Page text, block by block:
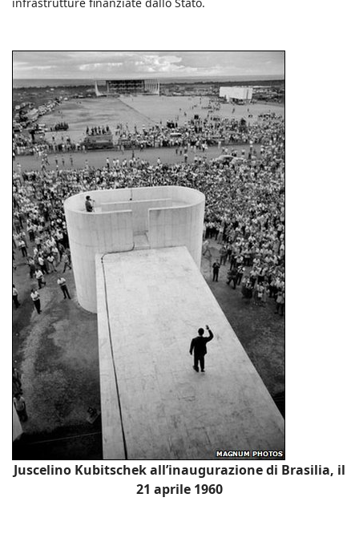
Juscelino Kubitschek all’inaugurazione di Brasilia, il
21 aprile 1960